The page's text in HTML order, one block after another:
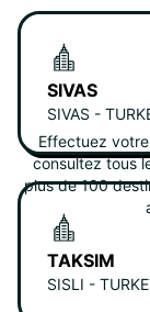
SIVAS
SIVAS -
TAKSIM
SISLI -
Effectuez
consultez tous
plus de 100